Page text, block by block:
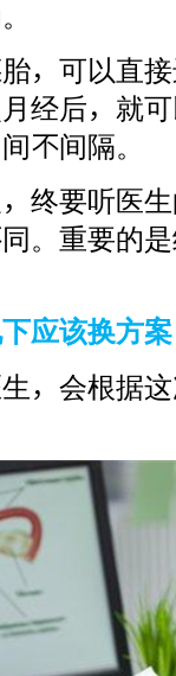
，可以直
经后，就
不间隔。
终要听医
。重要的
应该换方
，会根据